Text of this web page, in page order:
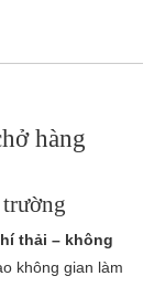
hàng
thải – không
không gian làm